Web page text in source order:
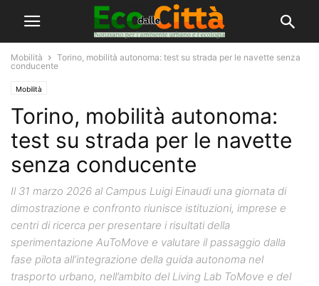
Mobilità
Torino, mobilità autonoma: test su strada per le navette senza
conducente
Mobilità
Torino, mobilità autonoma:
test su strada per le navette
senza conducente
Il 31 marzo 2026 al Campus Luigi Einaudi una giornata di
dimostrazione e confronto riunisce istituzioni, imprese e
centri di ricerca per presentare i risultati della
sperimentazione AuToMove e valutare il passaggio dalla
fase pilota all’integrazione della guida autonoma nel
trasporto urbano, nell’ambito del Living Lab ToMove e del